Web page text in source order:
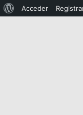
Acceder